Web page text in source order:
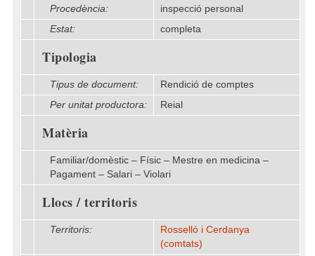
Procedència:
inspecció personal
Estat:
completa
Tipologia
Tipus de document:
Rendició de comptes
Per unitat productora:
Reial
Matèria
Familiar/domèstic – Físic – Mestre en medicina –
Pagament – Salari – Violari
Llocs / territoris
Territoris:
Rosselló i Cerdanya
(comtats)